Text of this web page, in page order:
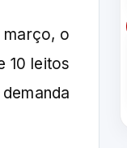
março, o
10 leitos